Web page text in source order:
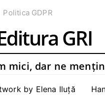
Politica GDPR
GRI
mici, dar ne
by Elena Iluță